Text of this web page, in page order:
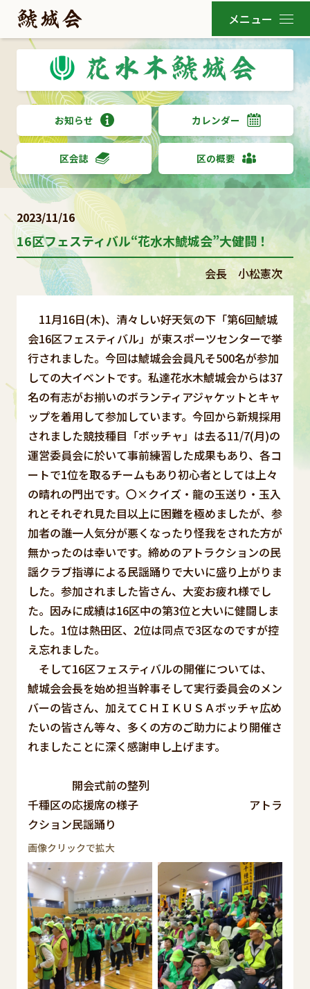
お知らせ カレンダー
区会誌 区の概要
2023/11/16
16区フェスティバル“花水木鯱城会”大健闘！
会長 小松憲次
11月16日(木)、清々しい好天気の下「第6回鯱城
会16区フェスティバル」が東スポーツセンターで挙
行されました。今回は鯱城会会員凡そ500名が参加
しての大イベントです。私達花水木鯱城会からは37
名の有志がお揃いのボランティアジャケットとキャ
ップを着用して参加しています。今回から新規採用
されました競技種目「ボッチャ」は去る11/7(月)の
運営委員会に於いて事前練習した成果もあり、各コ
ートで1位を取るチームもあり初心者としては上々
の晴れの門出です。〇×クイズ・龍の玉送り・玉入
れとそれぞれ見た目以上に困難を極めましたが、参
加者の誰一人気分が悪くなったり怪我をされた方が
無かったのは幸いです。締めのアトラクションの民
謡クラブ指導による民謡踊りで大いに盛り上がりま
した。参加されました皆さん、大変お疲れ様でし
た。因みに成績は16区中の第3位と大いに健闘しま
した。1位は熱田区、2位は同点で3区なのですが控
え忘れました。
そして16区フェスティバルの開催については、
鯱城会会長を始め担当幹事そして実行委員会のメン
バーの皆さん、加えてＣＨＩＫＵＳＡボッチャ広め
たいの皆さん等々、多くの方のご助力により開催さ
れましたことに深く感謝申し上げます。
開会式前の整列
千種区の応援席の様子 アトラ
クション民謡踊り
画像クリックで拡大